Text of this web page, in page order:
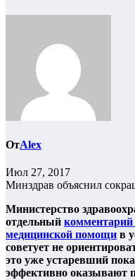
ОтAlex
Июл 27, 2017
Минздрав объяснил
Министерство
отдельный комментарий
медицинской помощи в
советует не
это уже устаревший
эффективно оказывают